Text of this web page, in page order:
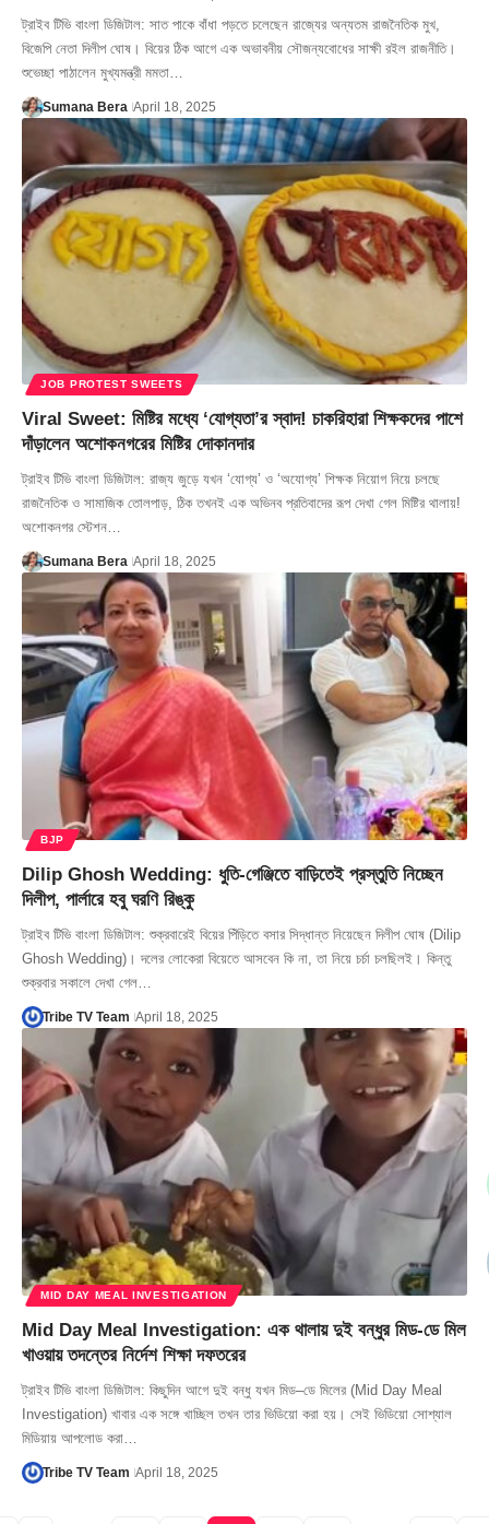
ট্রাইব টিভি বাংলা ডিজিটাল: সাত পাকে বাঁধা পড়তে চলেছেন রাজ্যের অন্যতম রাজনৈতিক মুখ,
বিজেপি নেতা দিলীপ ঘোষ। বিয়ের ঠিক আগে এক অভাবনীয় সৌজন্যবোধের সাক্ষী রইল রাজনীতি।
শুভেচ্ছা পাঠালেন মুখ্যমন্ত্রী মমতা…
Sumana Bera April 18, 2025
JOB PROTEST SWEETS
Viral Sweet: মিষ্টির মধ্যে ‘যোগ্যতা’র স্বাদ! চাকরিহারা শিক্ষকদের পাশে
দাঁড়ালেন অশোকনগরের মিষ্টির দোকানদার
ট্রাইব টিভি বাংলা ডিজিটাল: রাজ্য জুড়ে যখন ‘যোগ্য’ ও ‘অযোগ্য’ শিক্ষক নিয়োগ নিয়ে চলছে
রাজনৈতিক ও সামাজিক তোলপাড়, ঠিক তখনই এক অভিনব প্রতিবাদের রূপ দেখা গেল মিষ্টির থালায়!
অশোকনগর স্টেশন…
Sumana Bera April 18, 2025
BJP
Dilip Ghosh Wedding: ধুতি-গেঞ্জিতে বাড়িতেই প্রস্তুতি নিচ্ছেন
দিলীপ, পার্লারে হবু ঘরণি রিঙ্কু
ট্রাইব টিভি বাংলা ডিজিটাল: শুক্রবারেই বিয়ের পিঁড়িতে বসার সিদ্ধান্ত নিয়েছেন দিলীপ ঘোষ (Dilip
Ghosh Wedding)। দলের লোকেরা বিয়েতে আসবেন কি না, তা নিয়ে চর্চা চলছিলই। কিন্তু
শুক্রবার সকালে দেখা গেল…
Tribe TV Team April 18, 2025
MID DAY MEAL INVESTIGATION
Mid Day Meal Investigation: এক থালায় দুই বন্ধুর মিড-ডে মিল
খাওয়ায় তদন্তের নির্দেশ শিক্ষা দফতরের
ট্রাইব টিভি বাংলা ডিজিটাল: কিছুদিন আগে দুই বন্ধু যখন মিড–ডে মিলের (Mid Day Meal
Investigation) খাবার এক সঙ্গে খাচ্ছিল তখন তার ভিডিয়ো করা হয়। সেই ভিডিয়ো সোশ্যাল
মিডিয়ায় আপলোড করা…
Tribe TV Team April 18, 2025